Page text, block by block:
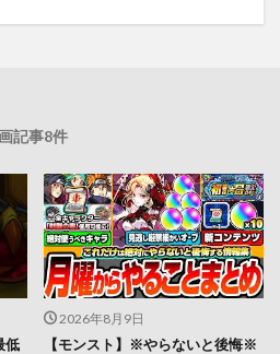
記事8件
低
2026年8月9日
【モンスト】※やらないと後悔※